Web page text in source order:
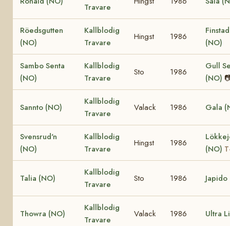
Travare
Röedsgutten
(NO)
Kallblodig
Travare
Hingst 1986
(NO)
Sambo Senta
(NO)
Kallblodig
Travare
Sto 1986
Gull
(NO)
Sannto (NO)
Kallblodig
Travare
Valack 1986 Gala
Svensrud'n
(NO)
Kallblodig
Travare
Hingst 1986
(NO)
Talia (NO)
Kallblodig
Travare
Sto 1986
Thowra (NO)
Kallblodig
Travare
Valack 1986 Ultra